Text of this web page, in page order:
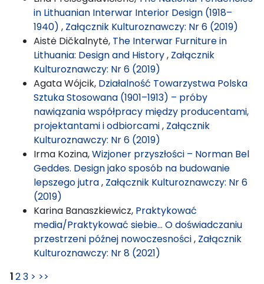
in Lithuanian Interwar Interior Design (1918–
1940) , Załącznik Kulturoznawczy: Nr 6 (2019)
Aistė Dičkalnytė, The Interwar Furniture in
Lithuania: Design and History, Załącznik
Kulturoznawczy: Nr 6 (2019)
Agata Wójcik, Działalność Towarzystwa Polska
Sztuka Stosowana (1901–1913) – próby
nawiązania współpracy między producentami,
projektantami i odbiorcami, Załącznik
Kulturoznawczy: Nr 6 (2019)
Irma Kozina,Wizjoner przyszłości – Norman Bel
Geddes. Design jako sposób na budowanie
lepszego jutra, Załącznik Kulturoznawczy: Nr 6
(2019)
Karina Banaszkiewicz, Praktykować
media/Praktykować siebie… O doświadczaniu
przestrzeni późnej nowoczesności, Załącznik
Kulturoznawczy: Nr 8 (2021)
123 > >>